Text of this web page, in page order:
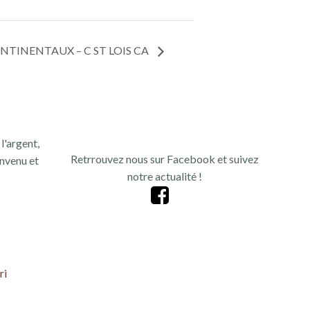
– C ST LOIS CA
et
Retrrouvez nous sur Facebook et suivez
notre actualité !